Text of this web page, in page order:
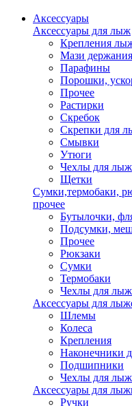
Аксессуары
Аксессуары для лыж
Крепления
Мази держания
Парафины
Порошки,
Прочее
Растирки
Скребок
Скрепки для
Смывки
Утюги
Чехлы для лыж
Щетки
Сумки,термобаки,
прочее
Бутылочки,
Подсумки,
Прочее
Рюкзаки
Сумки
Термобаки
Чехлы для
Аксессуары для
Шлемы
Колеса
Крепления
Наконечники
Подшипники
Чехлы для
Аксессуары для
Ручки